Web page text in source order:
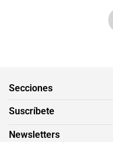
Secciones
Suscríbete
Newsletters